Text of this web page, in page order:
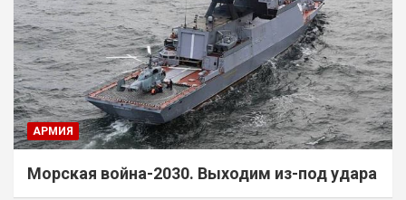
АРМИЯ
Морская война-2030. Выходим из-под удара